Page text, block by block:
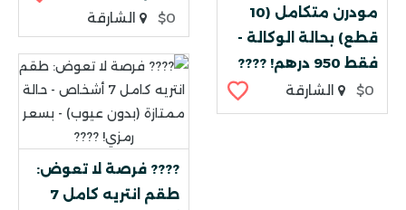
مودرن متكامل (10
قطع) بحالة الوكالة -
فقط 950 درهم! ????
$0
الشارقة
$0
الشارقة
???? فرصة لا تعوض:
طقم انتريه كامل 7